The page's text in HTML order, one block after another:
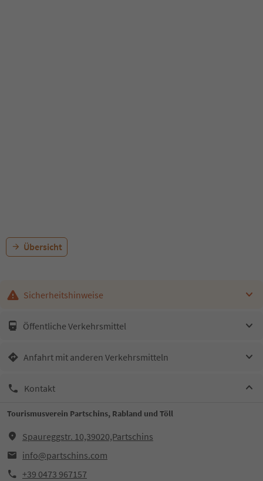
Übersicht
Sicherheitshinweise
Öffentliche Verkehrsmittel
Anfahrt mit anderen Verkehrsmitteln
Kontakt
Tourismusverein Partschins, Rabland und Töll
Spaureggstr. 10,39020,Partschins
info@partschins.com
+39 0473 967157